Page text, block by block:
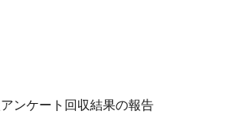
ンケート回収結果の報告